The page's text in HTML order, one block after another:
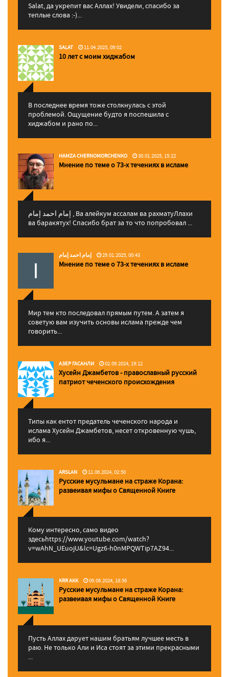
Salat, да укрепит вас Аллаx! Увидели, спасибо за
теплые слова :-)...
SALAT 11.04.2025, 09:02
10 лет с моим хиджабом
В последнее время тоже столкнулась с этой
проблемой. Ощущение будто я поспешила с
хиджабом и рано по...
HAMZA CHERNOMORCHENKO 30.01.2025, 15:22
Мнение по теме о 73-х течениях в исламе
إمام احمد إمام , Ва алейкум ассалам ва рахматуЛлахи
ва баракятух! Спасибо брат за то что попробовал ...
إمام احمد إمام 29.01.2025, 00:43
Мнение по теме о 73-х течениях в исламе
Мир тем кто последовал прямым путем. А затем я
советую вам изучить основы ислама прежде чем
говорить...
АЗЕР ГАСАНЛИ 02.09.2024, 19:12
Хусейн Джамбетов - православный русский
патриот чеченского происхождения
Типы как ентот предатель чеченского народа и
ислама Хусейн Джамбетов, несет откровенную чушь,
ибо я...
ARSLAN 11.06.2024, 02:50
Русские мусульмане на страже Корана:
pазвеивая мифы о Священной Книге
Кому интересно, само видео
здесьhttps://www.youtube.com/watch?
v=wAhN_UEuojU&lc=Ugz6-h0nMPQWTip7AZ94...
KRR AKK 09.06.2024, 18:56
Русские мусульмане на страже Корана:
pазвеивая мифы о Священной Книге
Пусть Аллах дарует нашим братьям лучшее месть в
раю. Не только Али и Иса стоят за этими прекрасными
...